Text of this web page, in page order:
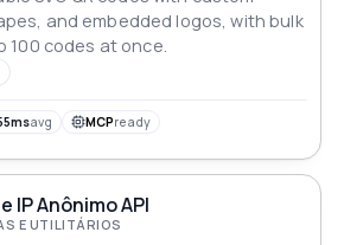
and embedded logos, with bulk
100 codes at once.
avg MCPready
IP Anônimo API
E UTILITÁRIOS